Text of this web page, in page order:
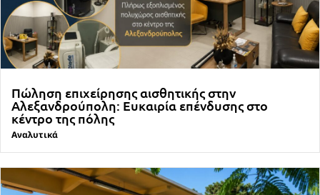
Πώληση επιχείρησης αισθητικής στην
Αλεξανδρούπολη: Ευκαιρία επένδυσης στο
κέντρο της πόλης
Αναλυτικά